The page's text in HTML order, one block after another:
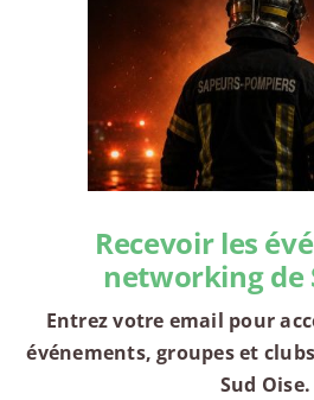
Recevoir les
networking de
Entrez votre email pour
événements, groupes et
Sud Oise.